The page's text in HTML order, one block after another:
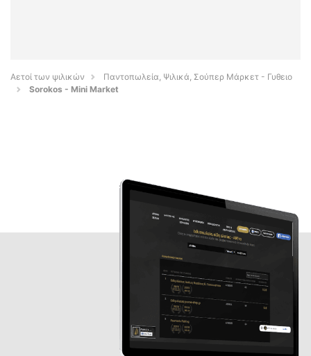
Αετοί των ψιλικών
Παντοπωλεία, Ψιλικά, Σούπερ Μάρκετ - Γυθειο
Sorokos - Mini Market